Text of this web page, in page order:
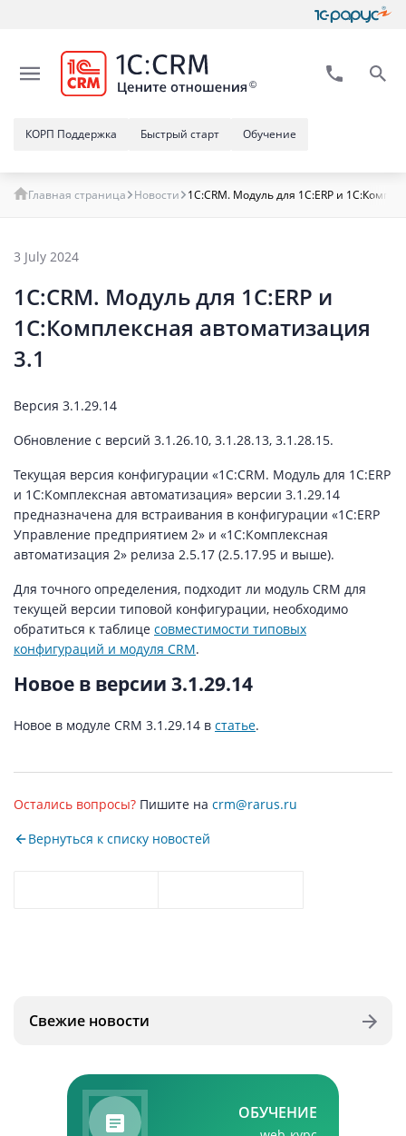
Обучение
Быстрый старт
КОРП Поддержка
Главная страница Новости 1С:CRM. Модуль для 1С:ERP и
3 July 2024
1С:CRM. Модуль для 1С:ERP и
1С:Комплексная автоматизация
3.1
Версия 3.1.29.14
Обновление с версий 3.1.26.10, 3.1.28.13, 3.1.28.15.
Текущая версия конфигурации «1С:CRM. Модуль для 1С:ERP
и 1С:Комплексная автоматизация» версии 3.1.29.14
предназначена для встраивания в конфигурации «1С:ERP
Управление предприятием 2» и «1С:Комплексная
автоматизация 2» релиза 2.5.17 (2.5.17.95 и выше).
Для точного определения, подходит ли модуль CRM для
текущей версии типовой конфигурации, необходимо
обратиться к таблице совместимости типовых
конфигураций и модуля CRM.
Новое в версии 3.1.29.14
Новое в модуле CRM 3.1.29.14 в статье.
Остались вопросы? Пишите на crm@rarus.ru
Вернуться к списку новостей
Свежие новости
ОБУЧЕНИЕ